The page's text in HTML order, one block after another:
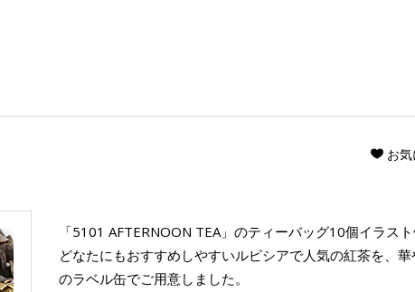
お気
「5101 AFTERNOON TEA」のティーバッグ10個イラスト
どなたにもおすすめしやすいルピシアで人気の紅茶を、
のラベル缶でご用意しました。